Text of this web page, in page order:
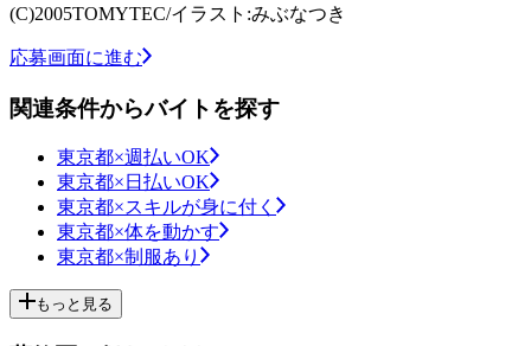
(C)2005TOMYTEC/イラスト:みぶなつき
応募画面に進む
関連条件からバイトを探す
東京都×週払いOK
東京都×日払いOK
東京都×スキルが身に付く
東京都×体を動かす
東京都×制服あり
もっと見る